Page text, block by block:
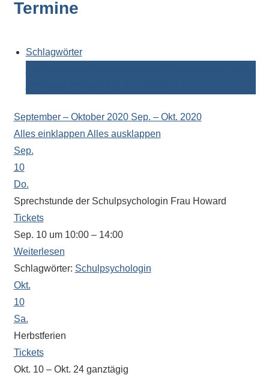
Kontaktdaten,
Zusammensetzung
oder
zur
Ausstattung
der
wir
versuchen
auf
alle
Fragen
Antworten
zu
bieten.
Daneben
gibt
es
viele
Termine
Schlagwörter
September – Oktober 2020 Sep. – Okt. 2020
Alles einklappen Alles ausklappen
Sep.
10
Do.
Sprechstunde der Schulpsychologin Frau Howard
Tickets
Sep. 10 um 10:00 – 14:00
Weiterlesen
Schlagwörter: Schulpsychologin
Okt.
10
Sa.
Herbstferien
Tickets
Okt. 10 – Okt. 24 ganztägig